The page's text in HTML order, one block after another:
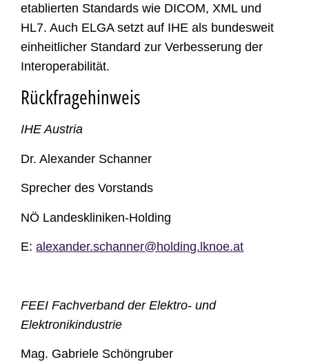
etablierten Standards wie DICOM, XML und
HL7. Auch ELGA setzt auf IHE als bundesweit
einheitlicher Standard zur Verbesserung der
Interoperabilität.
Rückfragehinweis
IHE Austria
Dr. Alexander Schanner
Sprecher des Vorstands
NÖ Landeskliniken-Holding
E:alexander.schanner@holding.lknoe.at
FEEI Fachverband der Elektro- und
Elektronikindustrie
Mag. Gabriele Schöngruber